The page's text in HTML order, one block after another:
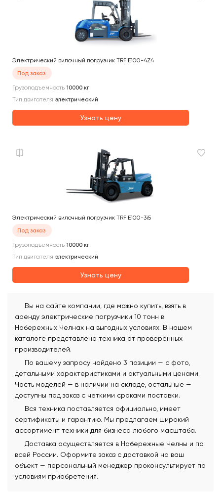
Электрический вилочный погрузчик TRF E100-4Z4
Под заказ
Грузоподъемность 10000 кг
Тип двигателя электрический
Узнать цену
Электрический вилочный погрузчик TRF E100-3i5
Под заказ
Грузоподъемность 10000 кг
Тип двигателя электрический
Узнать цену
Вы на сайте компании, где можно купить, взять в
аренду электрические погрузчики 10 тонн в
Набережных Челнах на выгодных условиях. В нашем
каталоге представлена техника от проверенных
производителей.
По вашему запросу найдено 3 позиции — с фото,
детальными характеристиками и актуальными ценами.
Часть моделей — в наличии на складе, остальные —
доступны под заказ с четкими сроками поставки.
Вся техника поставляется официально, имеет
сертификаты и гарантию. Мы предлагаем широкий
ассортимент техники для бизнеса любого масштаба.
Доставка осуществляется в Набережные Челны и по
всей России. Оформите заказ с доставкой на ваш
объект — персональный менеджер проконсультирует по
условиям приобретения.